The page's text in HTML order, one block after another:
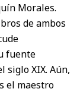
Morales.
de ambos
fuente
siglo XIX. Aún,
el maestro